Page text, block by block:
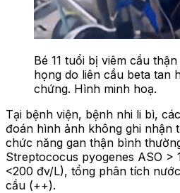
Bé 11 tuổi bị viêm cầu thận
họng do liên cầu beta tan
chứng. Hình minh hoạ.
Tại bệnh viện, bệnh nhi li bì,
đoán hình ảnh không ghi nhận
chức năng gan thận bình
Streptococus pyogenes ASO >
<200 đv/L), tổng phân tích
cầu (++).